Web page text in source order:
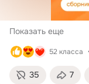
Показать еще
52 класса
35 7